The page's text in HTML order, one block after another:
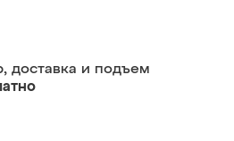
доставка и подъем